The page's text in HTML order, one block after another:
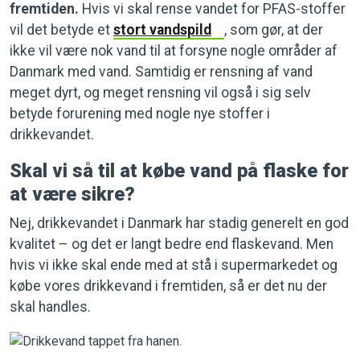
fremtiden. Hvis vi skal rense vandet for PFAS-stoffer
vil det betyde et stort vandspild
, som gør, at der
ikke vil være nok vand til at forsyne nogle områder af
Danmark med vand. Samtidig er rensning af vand
meget dyrt, og meget rensning vil også i sig selv
betyde forurening med nogle nye stoffer i
drikkevandet.
Skal vi så til at købe vand på flaske for
at være sikre?
Nej, drikkevandet i Danmark har stadig generelt en god
kvalitet – og det er langt bedre end flaskevand. Men
hvis vi ikke skal ende med at stå i supermarkedet og
købe vores drikkevand i fremtiden, så er det nu der
skal handles.